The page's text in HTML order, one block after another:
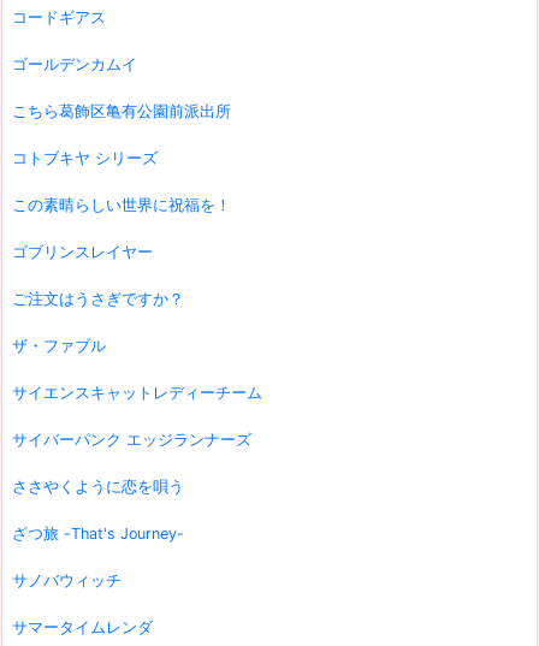
コードギアス
ゴールデンカムイ
こちら葛飾区亀有公園前派出所
コトブキヤ シリーズ
この素晴らしい世界に祝福を！
ゴブリンスレイヤー
ご注文はうさぎですか？
ザ・ファブル
サイエンスキャットレディーチーム
サイバーパンク エッジランナーズ
ささやくように恋を唄う
ざつ旅 -That's Journey-
サノバウィッチ
サマータイムレンダ